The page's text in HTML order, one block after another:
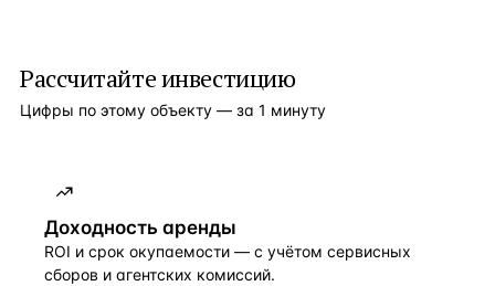
Рассчитайте инвестицию
Цифры по этому объекту — за 1 минуту
Доходность аренды
ROI и срок окупаемости — с учётом сервисных
сборов и агентских комиссий.